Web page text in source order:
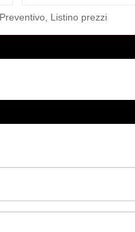
Listino prezzi